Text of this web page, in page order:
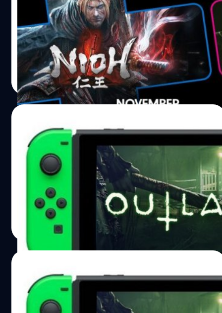
พฤศจิกายน Nioh กับ Outlast 2
Playstation Plus เกมฟรีประจำเดือนพฤศจิกายน Nioh กับ
Outlast 2
จีรนาถ เรืองทรัพย์| 2472 days ago
Read More
เทียบกันชัดๆกราฟิกเกม Outlast 2 บน PS4
และ Nintendo Switch
มาดูกันว่าเกม Outlast 2 บน PS4 และ Nintendo Switch จะ
แตกต่างกันมากน้อยแค่ไหน
วงศกร ปฐมชัยวัฒน์ | 3050 days ago
Read More
เกมสยอง Outlast 2 วางขายแล้วบน
Nintendo Switch พร้อมชมคลิปเกมเพลย์